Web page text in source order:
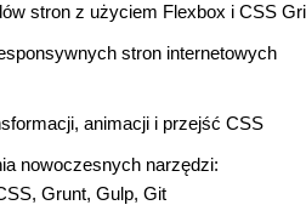
stron z użyciem Flexbox i CSS
stron internetowych
animacji i przejść CSS
nowoczesnych narzędzi:
Grunt, Gulp, Git